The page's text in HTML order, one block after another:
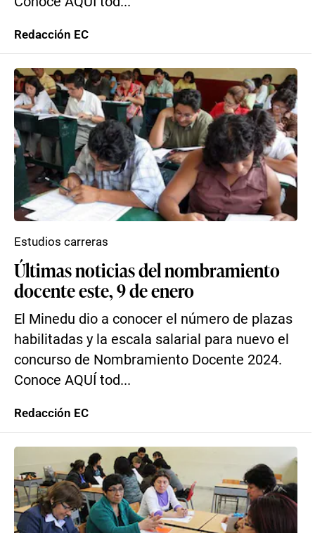
Redacción EC
Últimas noticias del nombramiento
docente este, 9 de enero
El Minedu dio a conocer el número de plazas
habilitadas y la escala salarial para nuevo el
concurso de Nombramiento Docente 2024.
Conoce AQUÍ tod...
Estudios carreras
Redacción EC